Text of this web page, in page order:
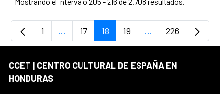
Página
1 ...Páginas intermedias Use TAB para
Página
17 Página
18 Página
19 ...PáginasPágina
226
CCET | CENTRO CULTURAL DE ESPAÑA EN
HONDURAS